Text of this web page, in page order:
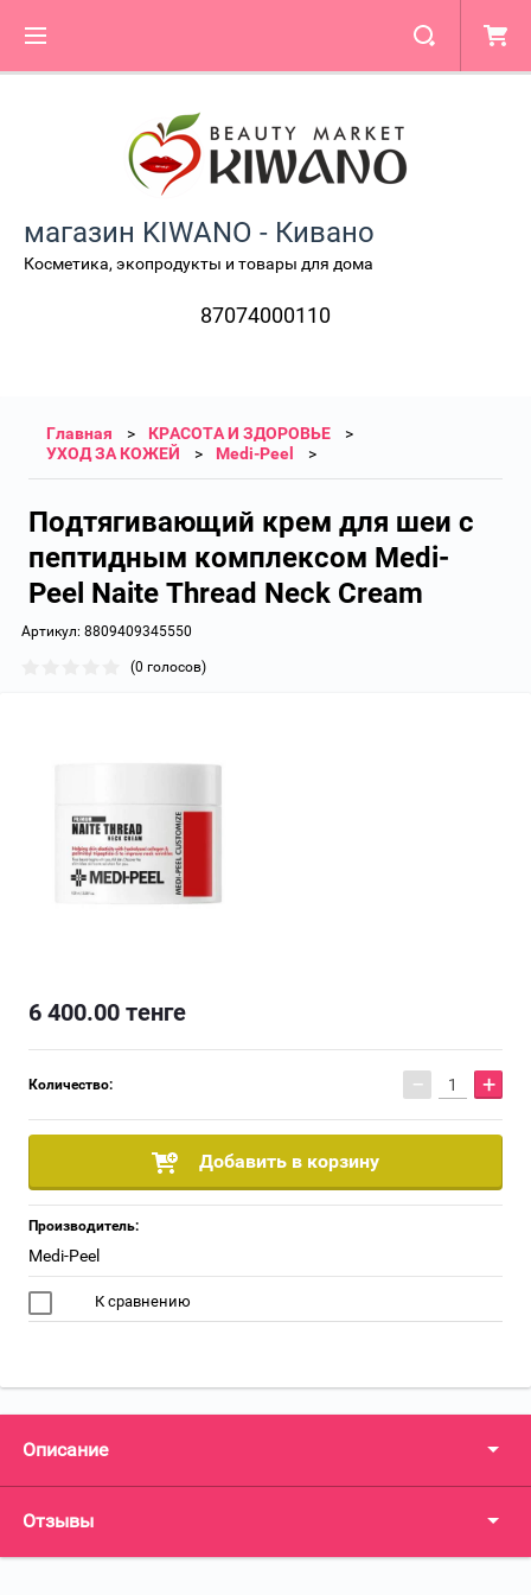
магазин KIWANO - Кивано
Косметика, экопродукты и товары для дома
87074000110
Главная
КРАСОТА И ЗДОРОВЬЕ
УХОД ЗА КОЖЕЙ
Medi-Peel
Подтягивающий крем для шеи с
пептидным комплексом Medi-
Peel Naite Thread Neck Cream
Артикул: 8809409345550
(0 голосов)
6 400.00 тенге
Количество: − +
Добавить в корзину
Производитель:
Medi-Peel
К сравнению
Описание
Отзывы